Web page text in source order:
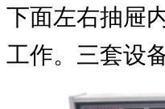
下面左右抽屉
工作。三套设